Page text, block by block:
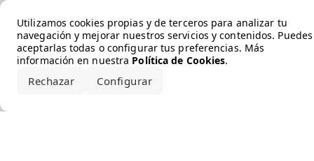
Utilizamos cookies propias y de terceros para analizar tu
navegación y mejorar nuestros servicios y contenidos. Puedes
aceptarlas todas o configurar tus preferencias. Más
información en nuestra Política de Cookies.
Rechazar Configurar
Error loading the brand